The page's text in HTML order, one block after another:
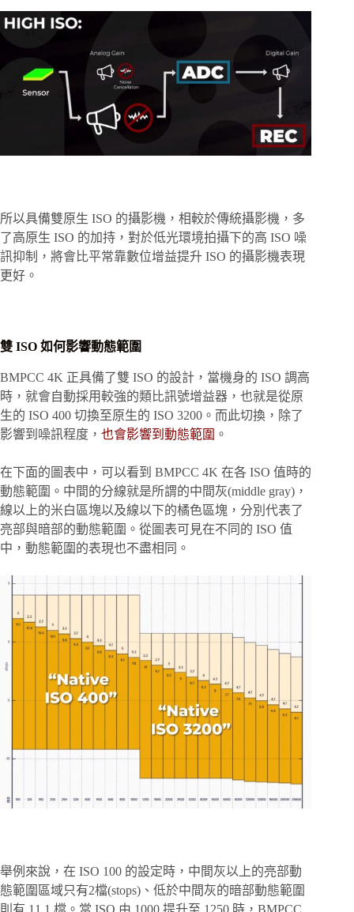
所以具備雙原生 ISO 的攝影機，相較於傳統攝影機，多
了高原生 ISO 的加持，對於低光環境拍攝下的高 ISO 噪
訊抑制，將會比平常靠數位增益提升 ISO 的攝影機表現
更好。
雙 ISO 如何影響動態範圍
BMPCC 4K 正具備了雙 ISO 的設計，當機身的 ISO 調高
時，就會自動採用較強的類比訊號增益器，也就是從原
生的 ISO 400 切換至原生的 ISO 3200。而此切換，除了
影響到噪訊程度， 也會影響到動態範圍 。
在下面的圖表中，可以看到 BMPCC 4K 在各 ISO 值時的
動態範圍。中間的分線就是所謂的中間灰(middle gray)，
線以上的米白區塊以及線以下的橘色區塊，分別代表了
亮部與暗部的動態範圍。從圖表可見在不同的 ISO 值
中，動態範圍的表現也不盡相同。
舉例來說，在 ISO 100 的設定時，中間灰以上的亮部動
態範圍區域只有2檔(stops)、低於中間灰的暗部動態範圍